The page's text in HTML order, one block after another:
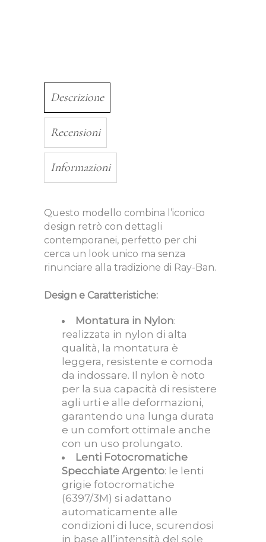
Descrizione
Recensioni
Informazioni
Questo modello combina l’iconico
design retrò con dettagli
contemporanei, perfetto per chi
cerca un look unico ma senza
rinunciare alla tradizione di Ray-Ban.
Design e Caratteristiche:
Montatura in Nylon:
realizzata in nylon di alta
qualità, la montatura è
leggera, resistente e comoda
da indossare. Il nylon è noto
per la sua capacità di resistere
agli urti e alle deformazioni,
garantendo una lunga durata
e un comfort ottimale anche
con un uso prolungato.
Lenti Fotocromatiche
Specchiate Argento: le lenti
grigie fotocromatiche
(6397/3M) si adattano
automaticamente alle
condizioni di luce, scurendosi
in base all’intensità del sole